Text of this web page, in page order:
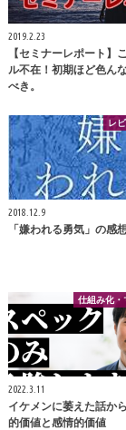
2019.2.23
【セミナーレポート】
ル不在！初期ほど色ん
べき。
レ
2018.12.9
「嫌われる勇気」の感
仕組み化・
2022.3.11
イケメンに萎えた話か
的価値と感情的価値